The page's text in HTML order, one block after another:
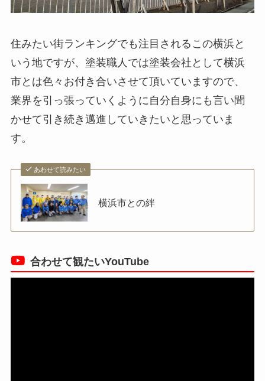
住みたい街ランキングでも注目されるこの横浜と
いう地ですが、塗装職人では塗装会社として横浜
市とは色々お付き合いさせて頂いていますので、
業界を引っ張っていくように自分自身にも言い聞
かせて引き続き邁進していきたいと思っていま
す。
あわせて読みたい
横浜市との絆
合わせて観たいYouTube